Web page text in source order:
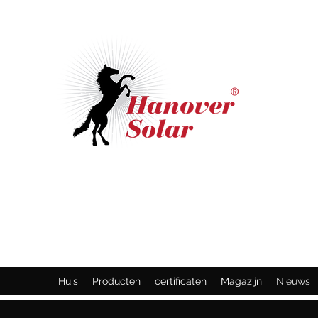
Huis Producten certificaten Magazijn Nieuws